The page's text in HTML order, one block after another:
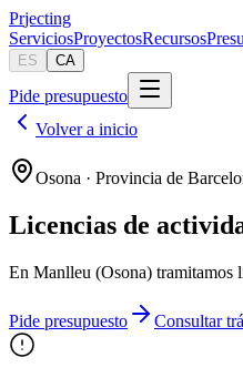
Prjecting
ServiciosProyectosRecursos
ES CA
Pide presupuesto
Volver a inicio
Osona · Provincia de
Licencias de
En Manlleu (Osona) tramitamos
Pide presupuesto Consultar